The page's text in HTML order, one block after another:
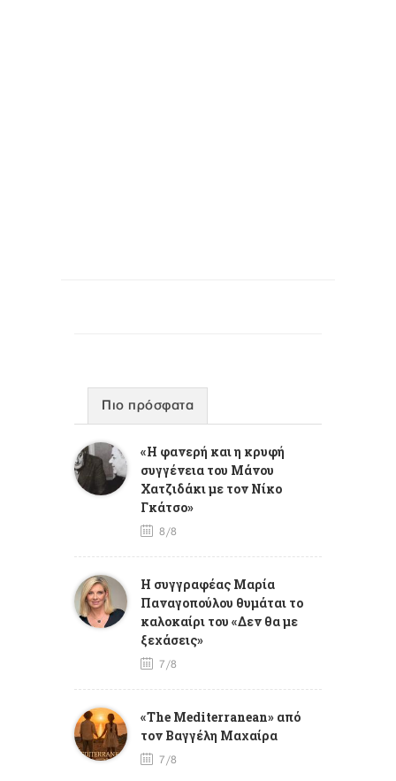
Πιο πρόσφατα
«Η φανερή και η κρυφή
συγγένεια του Μάνου
Χατζιδάκι με τον Νίκο
Γκάτσο»
8/8
Η συγγραφέας Μαρία
Παναγοπούλου θυμάται το
καλοκαίρι του «Δεν θα με
ξεχάσεις»
7/8
«The Mediterranean» από
τον Βαγγέλη Μαχαίρα
7/8